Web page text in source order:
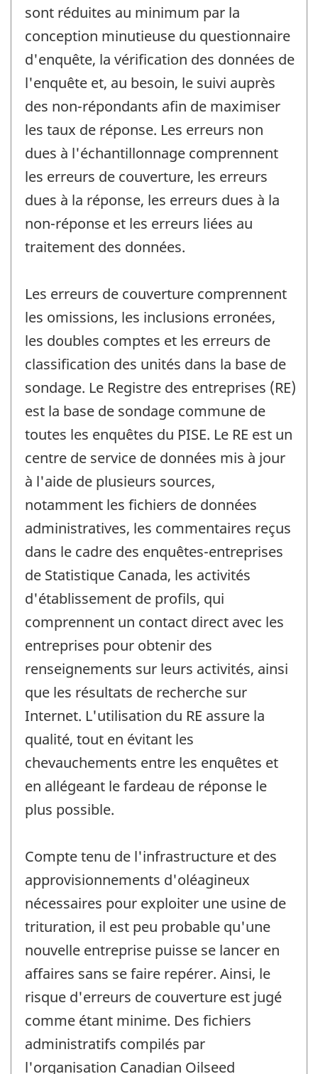
sont réduites au minimum par la
conception minutieuse du questionnaire
d'enquête, la vérification des données de
l'enquête et, au besoin, le suivi auprès
des non-répondants afin de maximiser
les taux de réponse. Les erreurs non
dues à l'échantillonnage comprennent
les erreurs de couverture, les erreurs
dues à la réponse, les erreurs dues à la
non-réponse et les erreurs liées au
traitement des données.
Les erreurs de couverture comprennent
les omissions, les inclusions erronées,
les doubles comptes et les erreurs de
classification des unités dans la base de
sondage. Le Registre des entreprises (RE)
est la base de sondage commune de
toutes les enquêtes du PISE. Le RE est un
centre de service de données mis à jour
à l'aide de plusieurs sources,
notamment les fichiers de données
administratives, les commentaires reçus
dans le cadre des enquêtes-entreprises
de Statistique Canada, les activités
d'établissement de profils, qui
comprennent un contact direct avec les
entreprises pour obtenir des
renseignements sur leurs activités, ainsi
que les résultats de recherche sur
Internet. L'utilisation du RE assure la
qualité, tout en évitant les
chevauchements entre les enquêtes et
en allégeant le fardeau de réponse le
plus possible.
Compte tenu de l'infrastructure et des
approvisionnements d'oléagineux
nécessaires pour exploiter une usine de
trituration, il est peu probable qu'une
nouvelle entreprise puisse se lancer en
affaires sans se faire repérer. Ainsi, le
risque d'erreurs de couverture est jugé
comme étant minime. Des fichiers
administratifs compilés par
l'organisation Canadian Oilseed